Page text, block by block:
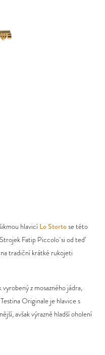
hlavicí Lo Stortose této
Fatip Piccolo si od teď
tradiční krátké rukojeti
z mosazného jádra,
Originale je hlavice s
avšak výrazně hladší oholení